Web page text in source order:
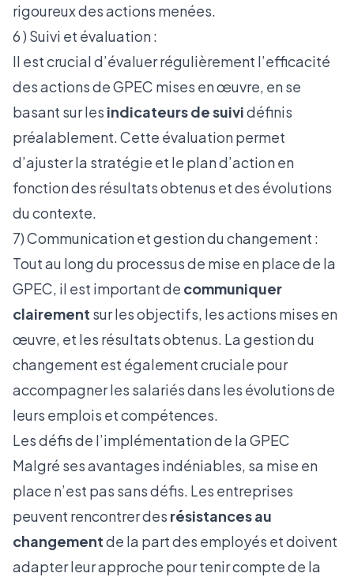
rigoureux des actions menées.
6 ) Suivi et évaluation :
Il est crucial d’évaluer régulièrement l’efficacité
des actions de GPEC mises en œuvre, en se
basant sur les indicateurs de suividéfinis
préalablement. Cette évaluation permet
d’ajuster la stratégie et le plan d’action en
fonction des résultats obtenus et des évolutions
du contexte.
7) Communication et gestion du changement :
Tout au long du processus de mise en place de la
GPEC, il est important de communiquer
clairement sur les objectifs, les actions mises en
œuvre, et les résultats obtenus. La gestion du
changement est également cruciale pour
accompagner les salariés dans les évolutions de
leurs emplois et compétences.
Les défis de l’implémentation de la GPEC
Malgré ses avantages indéniables, sa mise en
place n’est pas sans défis. Les entreprises
peuvent rencontrer des résistances au
changementde la part des employés et doivent
adapter leur approche pour tenir compte de la